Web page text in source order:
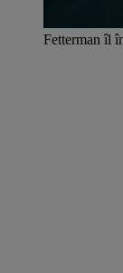
Fetterman îl